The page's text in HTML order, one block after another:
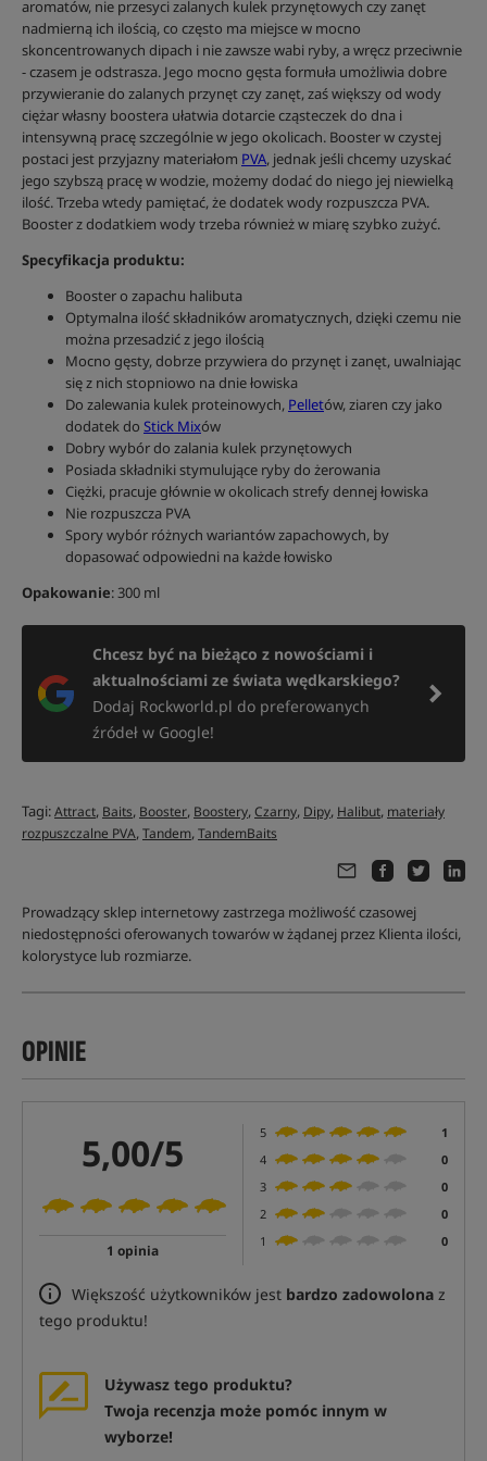
aromatów, nie przesyci zalanych kulek przynętowych czy zanęt
nadmierną ich ilością, co często ma miejsce w mocno
skoncentrowanych dipach i nie zawsze wabi ryby, a wręcz przeciwnie
- czasem je odstrasza. Jego mocno gęsta formuła umożliwia dobre
przywieranie do zalanych przynęt czy zanęt, zaś większy od wody
ciężar własny boostera ułatwia dotarcie cząsteczek do dna i
intensywną pracę szczególnie w jego okolicach. Booster w czystej
postaci jest przyjazny materiałom PVA, jednak jeśli chcemy uzyskać
jego szybszą pracę w wodzie, możemy dodać do niego jej niewielką
ilość. Trzeba wtedy pamiętać, że dodatek wody rozpuszcza PVA.
Booster z dodatkiem wody trzeba również w miarę szybko zużyć.
Specyfikacja produktu:
Booster o zapachu halibuta
Optymalna ilość składników aromatycznych, dzięki czemu nie
można przesadzić z jego ilością
Mocno gęsty, dobrze przywiera do przynęt i zanęt, uwalniając
się z nich stopniowo na dnie łowiska
Do zalewania kulek proteinowych, Pelletów, ziaren czy jako
dodatek do Stick Mixów
Dobry wybór do zalania kulek przynętowych
Posiada składniki stymulujące ryby do żerowania
Ciężki, pracuje głównie w okolicach strefy dennej łowiska
Nie rozpuszcza PVA
Spory wybór różnych wariantów zapachowych, by
dopasować odpowiedni na każde łowisko
Opakowanie: 300 ml
Chcesz być na bieżąco z nowościami i
aktualnościami ze świata wędkarskiego?
Dodaj Rockworld.pl do preferowanych
źródeł w Google!
Tagi:Attract, Baits, Booster, Boostery,Czarny, Dipy, Halibut, materiały
rozpuszczalne PVA,Tandem,TandemBaits
Prowadzący sklep internetowy zastrzega możliwość czasowej
niedostępności oferowanych towarów w żądanej przez Klienta ilości,
kolorystyce lub rozmiarze.
OPINIE
5,00/5
1 opinia
5
1
4
0
3
0
2
0
1
0
Większość użytkowników jest bardzo zadowolona z
tego produktu!
Używasz tego produktu?
Twoja recenzja może pomóc innym w
wyborze!